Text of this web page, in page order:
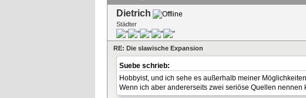
Dietrich
Städter
RE: Die slawische Expansion
Suebe schrieb:
Hobbyist, und ich sehe es außerhalb meiner
Wenn ich aber andererseits zwei seriöse Quellen